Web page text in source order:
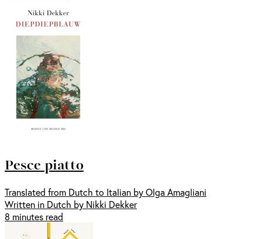
Pesce piatto
Translated from Dutch to Italian by Olga Amagliani
Written in Dutch by Nikki Dekker
8 minutes read